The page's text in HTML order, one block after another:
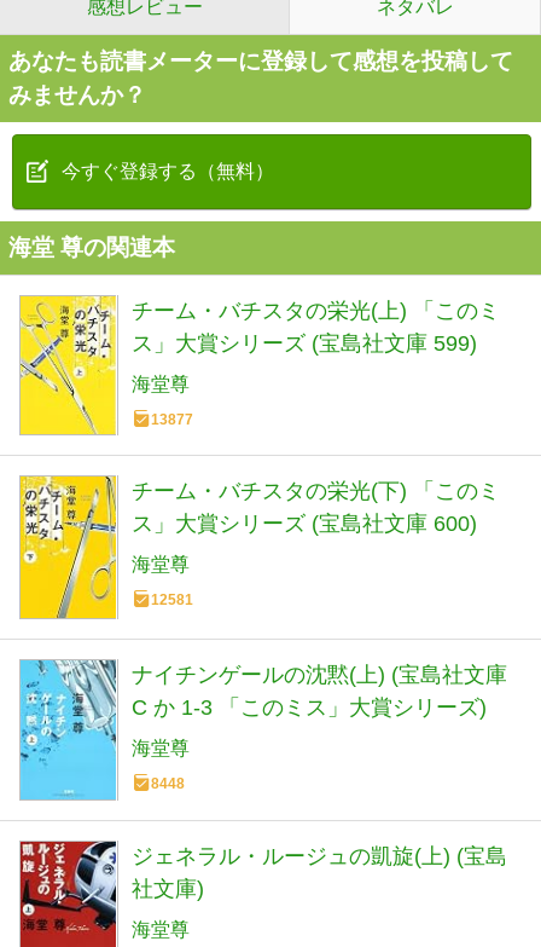
感想レビュー ネタバレ
あなたも読書メーターに登録して感想を投稿して
みませんか？
今すぐ登録する（無料）
海堂 尊の関連本
チーム・バチスタの栄光(上) 「このミ
ス」大賞シリーズ (宝島社文庫 599)
海堂尊
13877
チーム・バチスタの栄光(下) 「このミ
ス」大賞シリーズ (宝島社文庫 600)
海堂尊
12581
ナイチンゲールの沈黙(上) (宝島社文庫
C か 1-3 「このミス」大賞シリーズ)
海堂尊
8448
ジェネラル・ルージュの凱旋(上) (宝島
社文庫)
海堂尊